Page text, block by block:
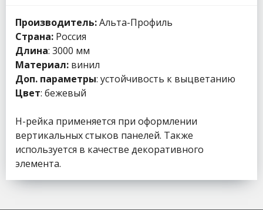
Производитель:Альта-Профиль
Страна: Россия
Длина: 3000 мм
Материал: винил
Доп. параметры: устойчивость к выцветанию
Цвет: бежевый
H-рейка применяется при оформлении
вертикальных стыков панелей. Также
используется в качестве декоративного
элемента.